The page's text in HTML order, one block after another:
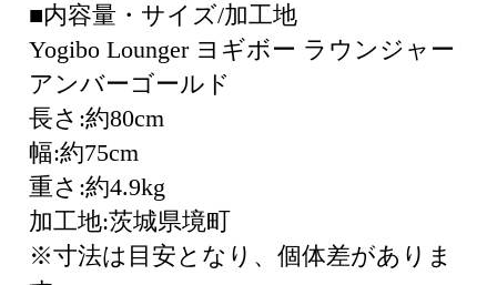
■内容量・サイズ/加工地
Yogibo Lounger ヨギボー ラウンジャー
アンバーゴールド
長さ:約80cm
幅:約75cm
重さ:約4.9kg
加工地:茨城県境町
※寸法は目安となり、個体差がありま